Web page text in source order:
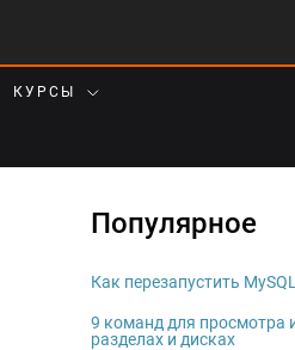
КУРСЫ
Популярное
Как перезапустить
9 команд для просмотра
разделах и дисках